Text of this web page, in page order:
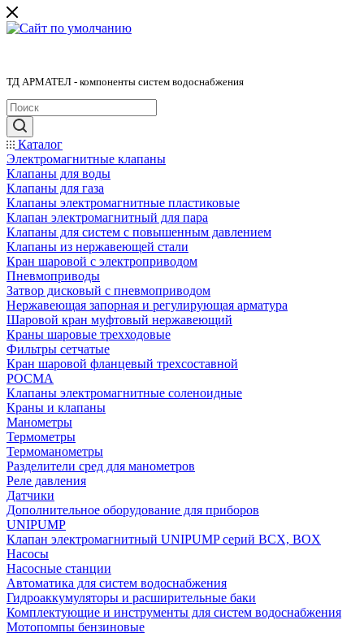
ТД АРМАТЕЛ - компоненты систем водоснабжения
Каталог
Электромагнитные клапаны
Клапаны для воды
Клапаны для газа
Клапаны электромагнитные пластиковые
Клапан электромагнитный для пара
Клапаны для систем с повышенным давлением
Клапаны из нержавеющей стали
Кран шаровой с электроприводом
Пневмоприводы
Затвор дисковый с пневмоприводом
Нержавеющая запорная и регулирующая арматура
Шаровой кран муфтовый нержавеющий
Краны шаровые трехходовые
Фильтры сетчатые
Кран шаровой фланцевый трехсоставной
РОСМА
Клапаны электромагнитные соленоидные
Краны и клапаны
Манометры
Термометры
Термоманометры
Разделители сред для манометров
Реле давления
Датчики
Дополнительное оборудование для приборов
UNIPUMP
Клапан электромагнитный UNIPUMP серий BCX, BOX
Насосы
Насосные станции
Автоматика для систем водоснабжения
Гидроаккумуляторы и расширительные баки
Комплектующие и инструменты для систем водоснабжения
Мотопомпы бензиновые